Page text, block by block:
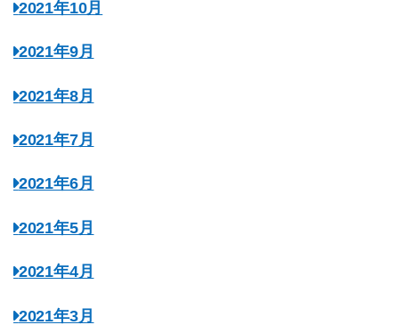
2021年10月
2021年9月
2021年8月
2021年7月
2021年6月
2021年5月
2021年4月
2021年3月